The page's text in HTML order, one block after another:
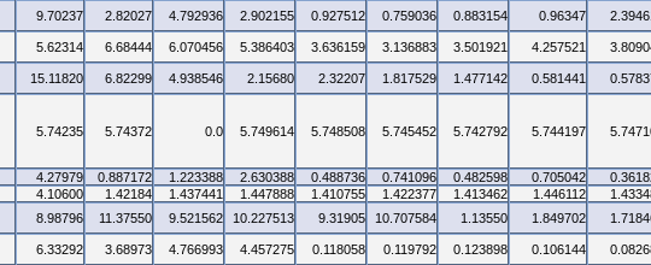
9.70237 2.82027 4.792936 2.902155 0.927512 0.759036 0.883154 0.96347
5.62314 6.68444 6.070456 5.386403 3.636159 3.136883 3.501921 4.257521
15.11820 6.82299 4.938546 2.15680 2.32207 1.817529 1.477142 0.581441
5.74235 5.74372 0.0 5.749614 5.748508 5.745452 5.742792 5.744197
4.27979 0.887172 1.223388 2.630388 0.488736 0.741096 0.482598 0.705042
4.10600 1.42184 1.437441 1.447888 1.410755 1.422377 1.413462 1.446112
8.98796 11.37550 9.521562 10.227513 9.31905 10.707584 1.13550 1.849702
6.33292 3.68973 4.766993 4.457275 0.118058 0.119792 0.123898 0.106144